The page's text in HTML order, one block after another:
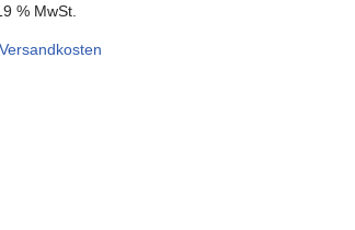
% MwSt.
Versandkosten